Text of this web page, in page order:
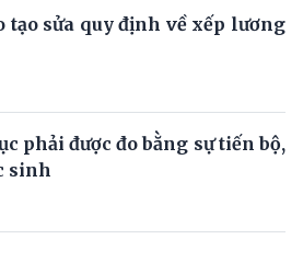
tạo sửa quy định về xếp lương
phải được đo bằng sự tiến bộ,
sinh